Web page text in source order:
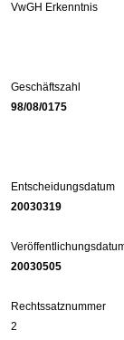
VwGH Erkenntnis
Geschäftszahl
98/08/0175
Entscheidungsdatum
20030319
20030505
Rechtssatznummer
2